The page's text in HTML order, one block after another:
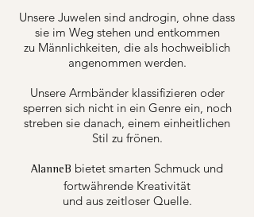
Unsere Juwelen sind androgin, ohne dass
sie im Weg stehen und entkommen
zu Männlichkeiten, die als hochweiblich
angenommen werden.
Unsere Armbänder klassifizieren oder
sperren sich nicht in ein Genre ein, noch
streben sie danach, einem einheitlichen
Stil zu frönen.
AlanneB bietet smarten Schmuck und
fortwährende Kreativität
und aus zeitloser Quelle.